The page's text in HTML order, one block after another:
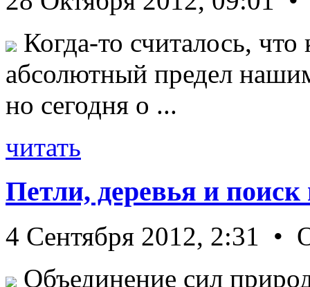
Когда-то считалось, что
абсолютный предел
но сегодня о ...
читать
Петли, деревья и
4 Сентября 2012, 2:31 •
Объединение сил